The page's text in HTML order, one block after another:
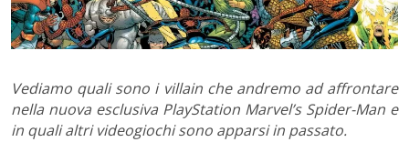
Vediamo quali sono i villain che andremo ad affrontare
nella nuova esclusiva PlayStation Marvel’s Spider-Man e
in quali altri videogiochi sono apparsi in passato.